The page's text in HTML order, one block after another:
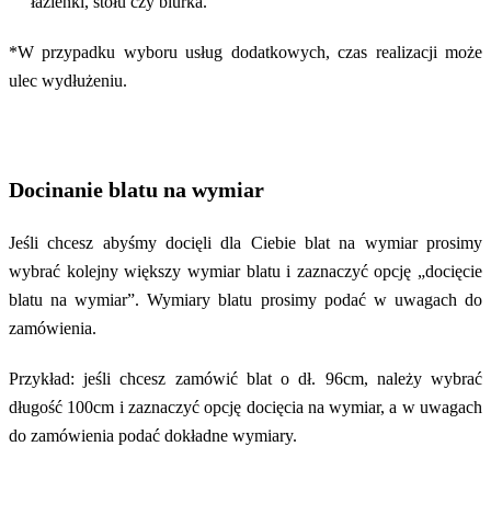
*W przypadku wyboru usług dodatkowych, czas realizacji może
ulec wydłużeniu.
Docinanie blatu na wymiar
Jeśli chcesz abyśmy docięli dla Ciebie blat na wymiar prosimy
wybrać kolejny większy wymiar blatu i zaznaczyć opcję „docięcie
blatu na wymiar”. Wymiary blatu prosimy podać w uwagach do
zamówienia.
Przykład: jeśli chcesz zamówić blat o dł. 96cm, należy wybrać
długość 100cm i zaznaczyć opcję docięcia na wymiar, a w uwagach
do zamówienia podać dokładne wymiary.